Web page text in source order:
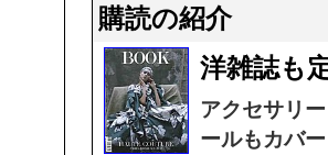
購読の紹介
洋雑誌も
アクセサリ
ールもカバ